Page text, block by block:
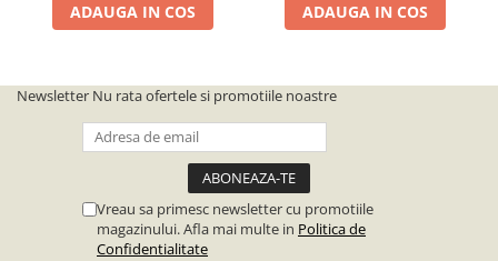
ADAUGA IN COS ADAUGA IN COS
Newsletter Nu rata ofertele si promotiile noastre
Vreau sa primesc newsletter cu promotiile
magazinului. Afla mai multe in Politica de
Confidentialitate